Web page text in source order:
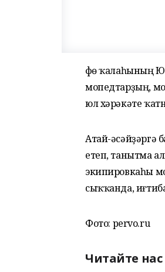
Өфө ҡалаһының
мопедтарҙың,
юл хәрәкәте
Атай-әсәйҙәргә
етеп, танытма
экипировкаһы
сыҡҡанда,
Фото: pervo.ru
Читайте нас